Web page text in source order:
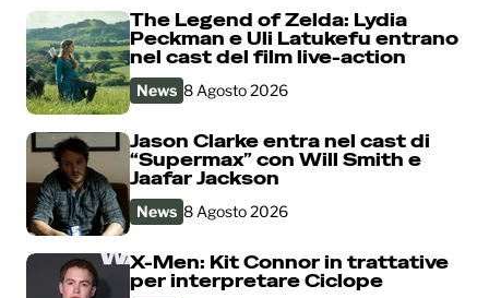
The Legend of Zelda: Lydia
Peckman e Uli Latukefu entrano
nel cast del film live-action
News 8 Agosto 2026
Jason Clarke entra nel cast di
“Supermax” con Will Smith e
Jaafar Jackson
News 8 Agosto 2026
X-Men: Kit Connor in trattative
per interpretare Ciclope